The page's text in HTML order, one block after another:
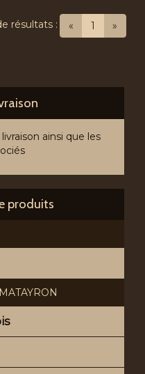
« 1 (current)
»
résultats :
ainsi que les
produits